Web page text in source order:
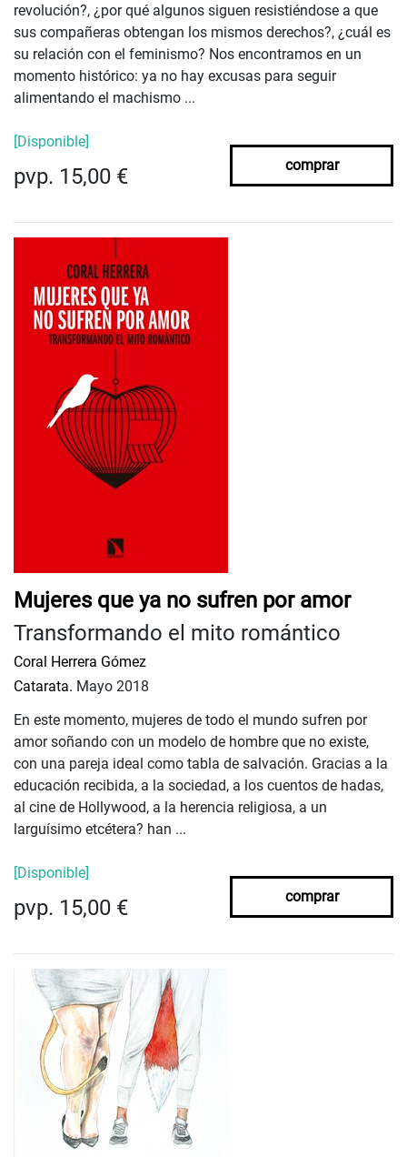
revolución?, ¿por qué algunos siguen resistiéndose a que
sus compañeras obtengan los mismos derechos?, ¿cuál es
su relación con el feminismo? Nos encontramos en un
momento histórico: ya no hay excusas para seguir
alimentando el machismo ...
[Disponible]
pvp. 15,00 € comprar
Mujeres que ya no sufren por amor
Transformando el mito romántico
Coral Herrera Gómez
Catarata. Mayo 2018
En este momento, mujeres de todo el mundo sufren por
amor soñando con un modelo de hombre que no existe,
con una pareja ideal como tabla de salvación. Gracias a la
educación recibida, a la sociedad, a los cuentos de hadas,
al cine de Hollywood, a la herencia religiosa, a un
larguísimo etcétera? han ...
[Disponible]
pvp. 15,00 € comprar